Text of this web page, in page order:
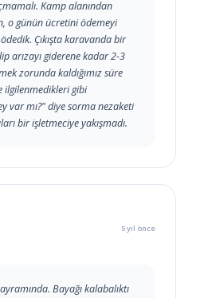
Kamp alanından
o günün ücretini ödemeyi
Çıkışta karavanda bir
arızayı giderene kadar 2-3
zorunda kaldığımız süre
ilgilenmedikleri gibi
var mı?" diye sorma nezaketi
bir işletmeciye yakışmadı.
5 yıl önce
Bayağı kalabalıktı